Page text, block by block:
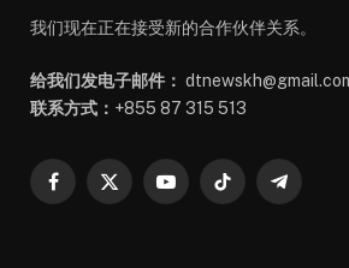
我们现在正在接受新的合作伙伴关系。
给我们发电子邮件：
联系方式： +855 87 315 513
Facebook
X
YouTubeTikTok Telegram